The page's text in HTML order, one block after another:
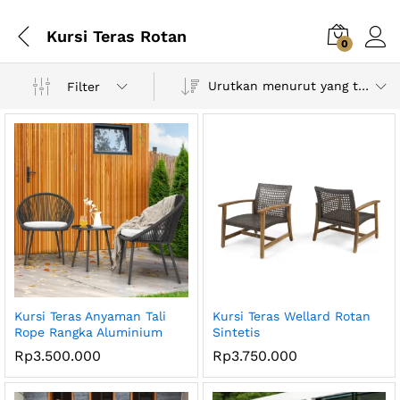
Kursi Teras Rotan 0
Filter Urutkan menurut yang terbaru
Kursi Teras Anyaman Tali
Rope Rangka Aluminium
Rp3.500.000
Kursi Teras Wellard Rotan
Sintetis
Rp3.750.000